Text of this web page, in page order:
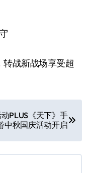
战新战场享受超
PLUS《天下》手
中秋国庆活动开启